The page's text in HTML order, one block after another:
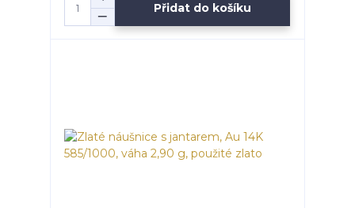
Přidat do košíku